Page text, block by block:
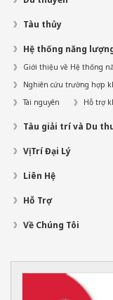
Tàu thủy
Hệ thống năng
Giới thiệu về Hệ thống
Nghiên cứu trường hợp
Tài nguyên
Hỗ trợ
Tàu giải trí và Du
Vị Trí Đại Lý
Liên Hệ
Hỗ Trợ
Về Chúng Tôi